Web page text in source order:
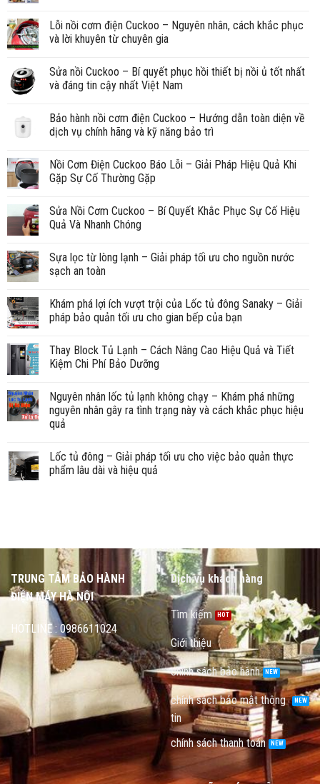
Lỗi nồi cơm điện Cuckoo – Nguyên nhân, cách khắc phục
và lời khuyên từ chuyên gia
Sửa nồi Cuckoo – Bí quyết phục hồi thiết bị nồi ủ tốt nhất
và đáng tin cậy nhất Việt Nam
Bảo hành nồi cơm điện Cuckoo – Hướng dẫn toàn diện về
dịch vụ chính hãng và kỹ năng bảo trì
Nồi Cơm Điện Cuckoo Báo Lỗi – Giải Pháp Hiệu Quả Khi
Gặp Sự Cố Thường Gặp
Sửa Nồi Cơm Cuckoo – Bí Quyết Khắc Phục Sự Cố Hiệu
Quả Và Nhanh Chóng
Sựa lọc từ lòng lạnh – Giải pháp tối ưu cho nguồn nước
sạch an toàn
Khám phá lợi ích vượt trội của Lốc tủ đông Sanaky – Giải
pháp bảo quản tối ưu cho gian bếp của bạn
Thay Block Tủ Lạnh – Cách Nâng Cao Hiệu Quả và Tiết
Kiệm Chi Phí Bảo Dưỡng
Nguyên nhân lốc tủ lạnh không chạy – Khám phá những
nguyên nhân gây ra tình trạng này và cách khắc phục hiệu
quả
Lốc tủ đông – Giải pháp tối ưu cho việc bảo quản thực
phẩm lâu dài và hiệu quả
TRUNG TÂM BẢO HÀNH
ĐIỆN MÁY HÀ NỘI
HOTLINE : 0986611024
Dịch vụ khách hàng
Tìm kiếm
Giới thiệu
chính sách bảo hành
chính sách bảo mật thông
tin
chính sách thanh toán